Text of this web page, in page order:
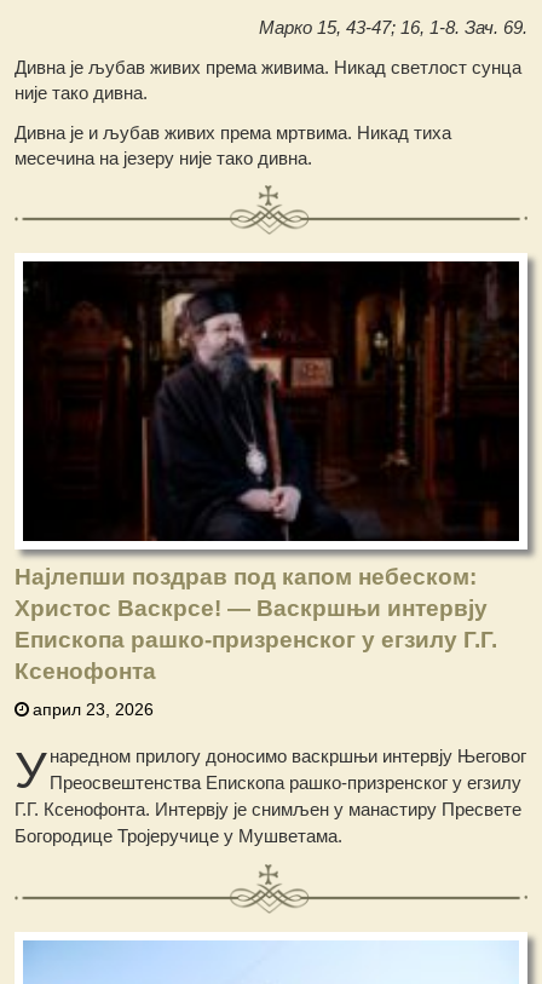
Марко 15, 43-47; 16, 1-8. Зач. 69.
Дивна је љубав живих према живима. Никад светлост сунца
није тако дивна.
Дивна је и љубав живих према мртвима. Никад тиха
месечина на језеру није тако дивна.
Најлепши поздрав под капом небеском:
Христос Васкрсе! — Васкршњи интервју
Епископа рашко-призренског у егзилу Г.Г.
Ксенофонта
април 23, 2026
Унаредном прилогу доносимо васкршњи интервју Његовог
Преосвештенства Епископа рашко-призренског у егзилу
Г.Г. Ксенофонта. Интервју је снимљен у манастиру Пресвете
Богородице Тројеручице у Мушветама.